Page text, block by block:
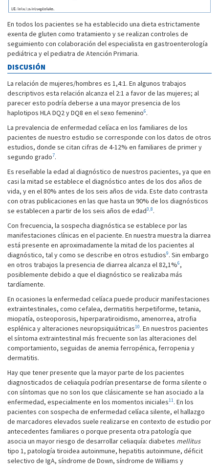
En todos los pacientes se ha establecido una dieta estrictamente
exenta de gluten como tratamiento y se realizan controles de
seguimiento con colaboración del especialista en gastroenterología
pediátrica y el pediatra de Atención Primaria.
DISCUSIÓN
La relación de mujeres/hombres es 1,4:1. En algunos trabajos
descriptivos esta relación alcanza el 2:1 a favor de las mujeres; al
parecer esto podría deberse a una mayor presencia de los
haplotipos HLA DQ2 y DQ8 en el sexo femenino6.
La prevalencia de enfermedad celíaca en los familiares de los
pacientes de nuestro estudio se corresponde con los datos de otros
estudios, donde se citan cifras de 4-12% en familiares de primer y
segundo grado7.
Es reseñable la edad al diagnóstico de nuestros pacientes, ya que en
casi la mitad se establece el diagnóstico antes de los dos años de
vida, y en el 80% antes de los seis años de vida. Este dato contrasta
con otras publicaciones en las que hasta un 90% de los diagnósticos
se establecen a partir de los seis años de edad3,8.
Con frecuencia, la sospecha diagnóstica se establece por las
manifestaciones clínicas en el paciente. En nuestra muestra la diarrea
está presente en aproximadamente la mitad de los pacientes al
diagnóstico, tal y como se describe en otros estudios9. Sin embargo
en otros trabajos la presencia de diarrea alcanza el 82,1%6,
posiblemente debido a que el diagnóstico se realizaba más
tardíamente.
En ocasiones la enfermedad celíaca puede producir manifestaciones
extraintestinales, como cefalea, dermatitis herpetiforme, tetania,
miopatía, osteoporosis, hiperparatiroidismo, amenorrea, atrofia
esplénica y alteraciones neuropsiquiátricas10. En nuestros pacientes
el síntoma extraintestinal más frecuente son las alteraciones del
comportamiento, seguidas de anemia ferropénica, ferropenia y
dermatitis.
Hay que tener presente que la mayor parte de los pacientes
diagnosticados de celiaquía podrían presentarse de forma silente o
con síntomas que no son los que clásicamente se han asociado a la
enfermedad, especialmente en los momentos iniciales11. En los
pacientes con sospecha de enfermedad celíaca silente, el hallazgo
de marcadores elevados suele realizarse en contexto de estudio por
antecedentes familiares o porque presenta otra patología que
asocia un mayor riesgo de desarrollar celiaquía: diabetes mellitus
tipo 1, patología tiroidea autoinmune, hepatitis autoinmune, déficit
selectivo de IgA, síndrome de Down, síndrome de Williams y